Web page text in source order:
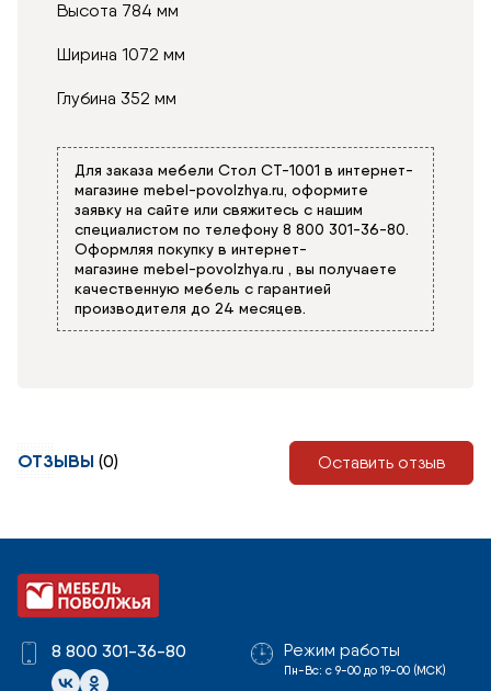
Высота 784 мм
Ширина 1072 мм
Глубина 352 мм
Для заказа мебели Стол СТ-1001 в интернет-
магазине mebel-povolzhya.ru, оформите
заявку на сайте или свяжитесь с нашим
специалистом по телефону 8 800 301-36-80.
Оформляя покупку в интернет-
магазине mebel-povolzhya.ru , вы получаете
качественную мебель с гарантией
производителя до 24 месяцев.
ОТЗЫВЫ (0) Оставить отзыв
8 800 301-36-80 Режим работы
Пн-Вс: с 9-00 до 19-00 (МСК)